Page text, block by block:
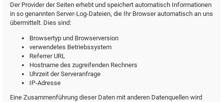
Der Provider der Seiten erhebt und speichert automatisch Informationen
in so genannten Server-Log-Dateien, die Ihr Browser automatisch an uns
übermittelt. Dies sind:
Browsertyp und Browserversion
verwendetes Betriebssystem
Referrer URL
Hostname des zugreifenden Rechners
Uhrzeit der Serveranfrage
IP-Adresse
Eine Zusammenführung dieser Daten mit anderen Datenquellen wird